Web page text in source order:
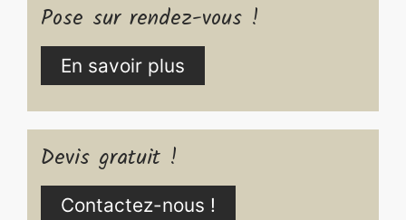
Pose sur rendez-vous !
En savoir plus
Devis gratuit !
Contactez-nous !